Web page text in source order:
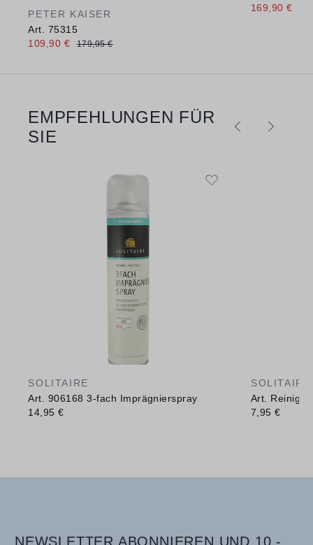
PETER KAISER
Art. 75315
109,90 €
179,95 €
169,90 €
Produktgalerie überspringen
EMPFEHLUNGEN FÜR
SIE
SOLITAIRE
Art. 906168 3-fach Imprägnierspray
14,95 €
SOLITAIRE
Art.
7,95 €
NEWSLETTER ABONNIEREN UND 10,-